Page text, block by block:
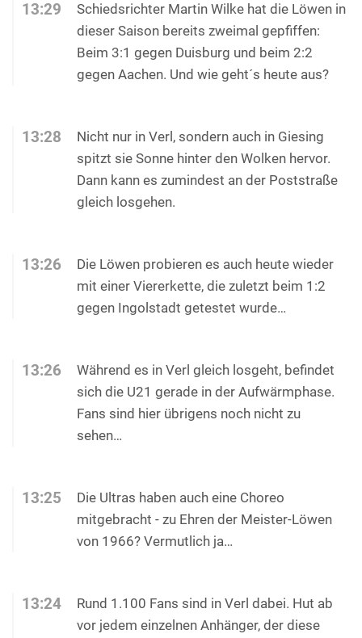
13:29
Schiedsrichter Martin Wilke hat die Löwen in
dieser Saison bereits zweimal gepfiffen:
Beim 3:1 gegen Duisburg und beim 2:2
gegen Aachen. Und wie geht´s heute aus?
13:28
Nicht nur in Verl, sondern auch in Giesing
spitzt sie Sonne hinter den Wolken hervor.
Dann kann es zumindest an der Poststraße
gleich losgehen.
13:26
Die Löwen probieren es auch heute wieder
mit einer Viererkette, die zuletzt beim 1:2
gegen Ingolstadt getestet wurde…
13:26
Während es in Verl gleich losgeht, befindet
sich die U21 gerade in der Aufwärmphase.
Fans sind hier übrigens noch nicht zu
sehen…
13:25
Die Ultras haben auch eine Choreo
mitgebracht - zu Ehren der Meister-Löwen
von 1966? Vermutlich ja…
13:24
Rund 1.100 Fans sind in Verl dabei. Hut ab
vor jedem einzelnen Anhänger, der diese